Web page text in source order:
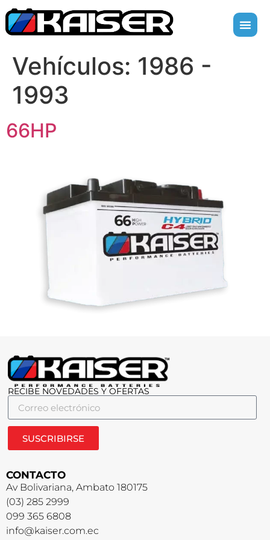
Vehículos: 1986 -
1993
66HP
RECIBE NOVEDADES Y OFERTAS
SUSCRIBIRSE
CONTACTO
Av Bolivariana, Ambato 180175
(03) 285 2999
099 365 6808
info@kaiser.com.ec